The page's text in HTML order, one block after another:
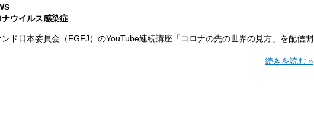
ナウイルス感染症
ド日本委員会（FGFJ）のYouTube連続講座「コロナの先の世界の見方」を配信開
続きを読む »